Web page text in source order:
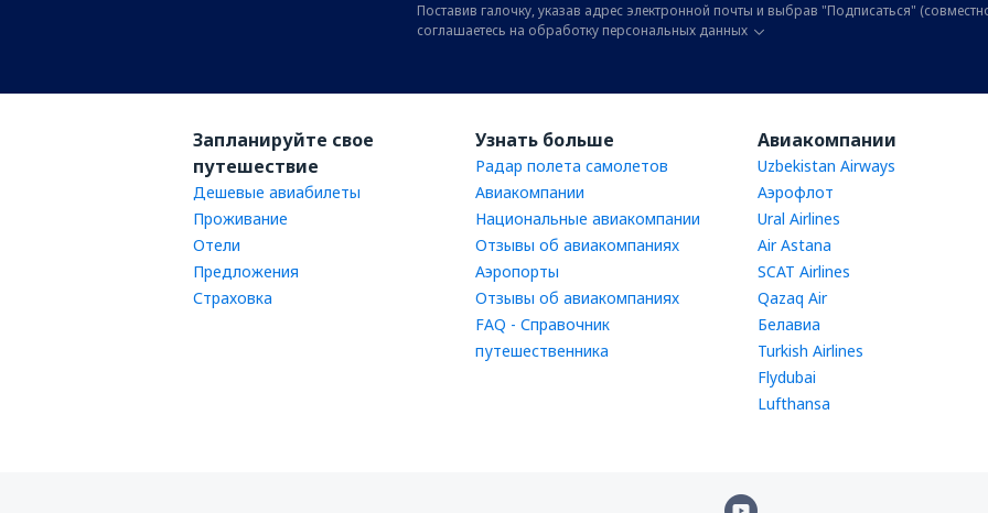
Поставив галочку, указав адрес электронной почты и выбрав "Подписаться"
соглашаетесь на обработку персональных данных
Запланируйте свое
путешествие
Дешевые авиабилеты
Проживание
Отели
Предложения
Страховка
Узнать больше
Радар полета самолетов
Авиакомпании
Национальные авиакомпании
Отзывы об авиакомпаниях
Аэропорты
Отзывы об авиакомпаниях
FAQ - Справочник
путешественника
Авиакомпании
Uzbekistan Airways
Аэрофлот
Ural Airlines
Air Astana
SCAT Airlines
Qazaq Air
Белавиа
Turkish Airlines
Flydubai
Lufthansa